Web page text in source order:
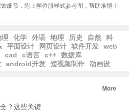
细节，附上学位服样式参考图，帮助准博士
化学 外语 地理 历史 自然
科
平面设计 网页设计 软件开发
web
cad c语言 c++
数据库
android开发 短视频制作
动画设
More
？这些关键